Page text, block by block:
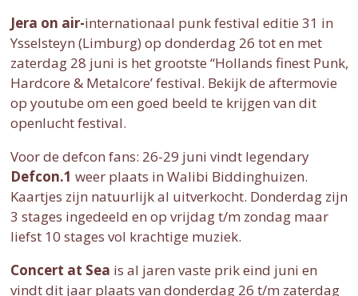
Jera on air-internationaal punk festival editie 31 in
Ysselsteyn (Limburg) op donderdag 26 tot en met
zaterdag 28 juni is het grootste “Hollands finest Punk,
Hardcore & Metalcore’ festival. Bekijk de aftermovie
op youtube om een goed beeld te krijgen van dit
openlucht festival.
Voor de defcon fans: 26-29 juni vindt legendary
Defcon.1 weer plaats in Walibi Biddinghuizen.
Kaartjes zijn natuurlijk al uitverkocht. Donderdag zijn
3 stages ingedeeld en op vrijdag t/m zondag maar
liefst 10 stages vol krachtige muziek.
Concert at Sea is al jaren vaste prik eind juni en
vindt dit jaar plaats van donderdag 26 t/m zaterdag